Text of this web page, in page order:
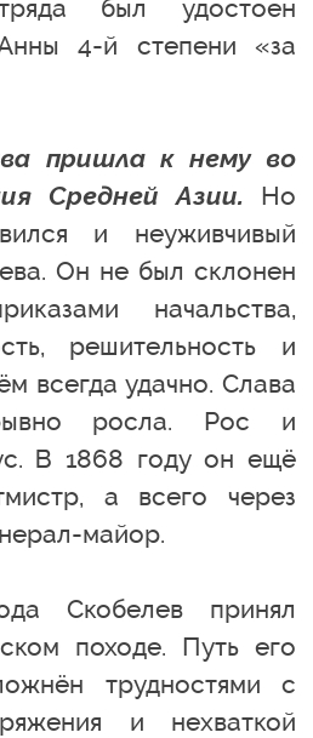
был удостоен
4-й степени «за
пришла к нему во
Средней Азии. Но
и неуживчивый
Он не был склонен
начальства,
решительность и
всегда удачно. Слава
росла. Рос и
В 1868 году он ещё
а всего через
майор.
Скобелев принял
походе. Путь его
трудностями с
и нехваткой